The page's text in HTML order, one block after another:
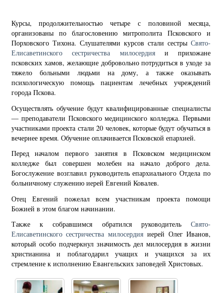
Курсы, продолжительностью четыре с половиной месяца,
организованы по благословению митрополита Псковского и
Порховского Тихона. Слушателями курсов стали сестрыСвято-
Елисаветинского сестричества милосердияи прихожане
псковских хамов, желающие добровольно потрудиться в уходе за
тяжело больными людьми на дому, а также оказывать
психологическую помощь пациентам лечебных учреждений
города Пскова.
Осуществлять обучение будут квалифицированные специалисты
— преподаватели Псковского медицинского колледжа. Первыми
участниками проекта стали 20 человек, которые будут обучаться в
вечернее время. Обучение оплачивается Псковской епархией.
Перед началом первого занятия в Псковском медицинском
колледже был совершен молебен на начало доброго дела.
Богослужение возглавил руководитель епархиального Отдела по
больничному служению иерей Евгений Ковалев.
Отец Евгений пожелал всем участникам проекта помощи
Божией в этом благом начинании.
Также к собравшимся обратился руководительСвято-
Елисаветинского сестричества милосердия иерей Олег Иванов,
который особо подчеркнул значимость дел милосердия в жизни
христианина и поблагодарил учащих и учащихся за их
стремление к исполнению Евангельских заповедей Христовых.